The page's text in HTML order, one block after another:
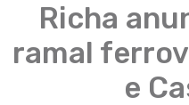
Richa
ramal
e